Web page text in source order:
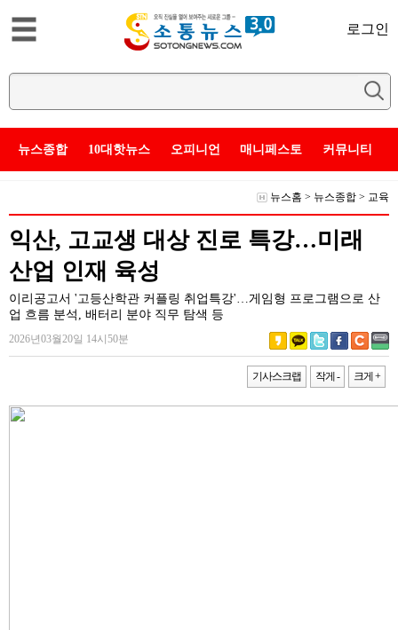
로그인
뉴스종합 10대핫뉴스 오피니언 매니페스토 커뮤니티
뉴스홈 > 뉴스종합 > 교육
익산, 고교생 대상 진로 특강…미래
산업 인재 육성
이리공고서 '고등산학관 커플링 취업특강'…게임형 프로그램으로 산
업 흐름 분석, 배터리 분야 직무 탐색 등
2026년03월20일 14시50분
기사스크랩 작게 - 크게 +